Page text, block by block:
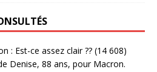
: Est-ce assez clair ?? (14 608)
Denise, 88 ans, pour Macron.